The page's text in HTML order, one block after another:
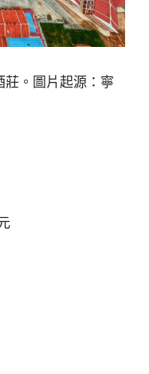
。圖片起源：寧